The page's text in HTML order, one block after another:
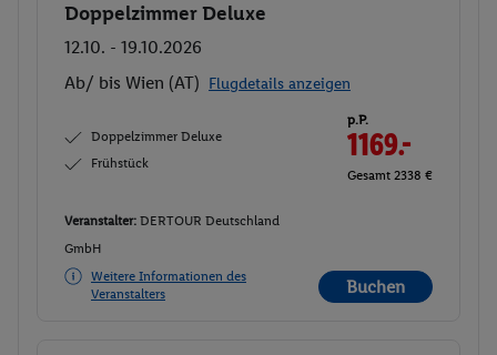
Buchen
Doppelzimmer Deluxe
12.10. - 19.10.2026
Ab/ bis Wien (AT) Flugdetails anzeigen
Doppelzimmer Deluxe
Frühstück
p.P.
1169.-
Gesamt 2338 €
Veranstalter: DERTOUR Deutschland
GmbH
Weitere Informationen des
Veranstalters
Buchen